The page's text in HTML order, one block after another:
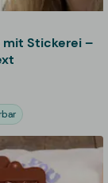
Stickerei –